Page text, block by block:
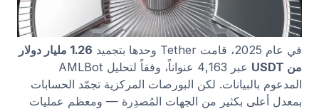
في عام 2025، قامت Tether وحدها بتجميد
1.26 مليار دولار
من USDT
عبر 4,163 عنواناً، وفقاً لتحليل AMLBot
المدعوم بالبيانات. لكن البورصات المركزية تجمّد الحسابات
بمعدل أعلى بكثير من الجهات المُصدِرة — ومعظم عمليات